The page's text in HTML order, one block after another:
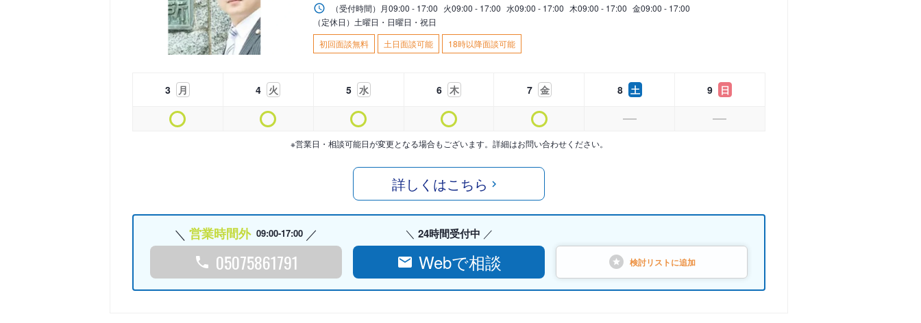
（受付時間） 月09:00 - 17:00 火09:00 - 17:00 水09:00 - 17:00 木09:00 - 17:00 金09:00 - 17:00
（定休日）土曜日・日曜日・祝日
初回面談無料
土日面談可能 18時以降面談可能
3 月 4 火 5 水 6 木 7 金 8 土 9 日
※営業日・相談可能日が変更となる場合もございます。詳細はお問い合わせください。
詳しくはこちら
営業時間外 09:00-17:00
05075861791
24時間受付中
Webで相談 検討リストに追加